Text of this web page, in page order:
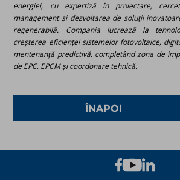
energiei, cu expertiză în proiectare,
management și dezvoltarea de soluții
regenerabilă. Compania lucrează la
creșterea eficienței sistemelor fotovoltaice,
mentenanță predictivă, completând zona de
de EPC, EPCM și coordonare tehnică.
ÎNAPOI